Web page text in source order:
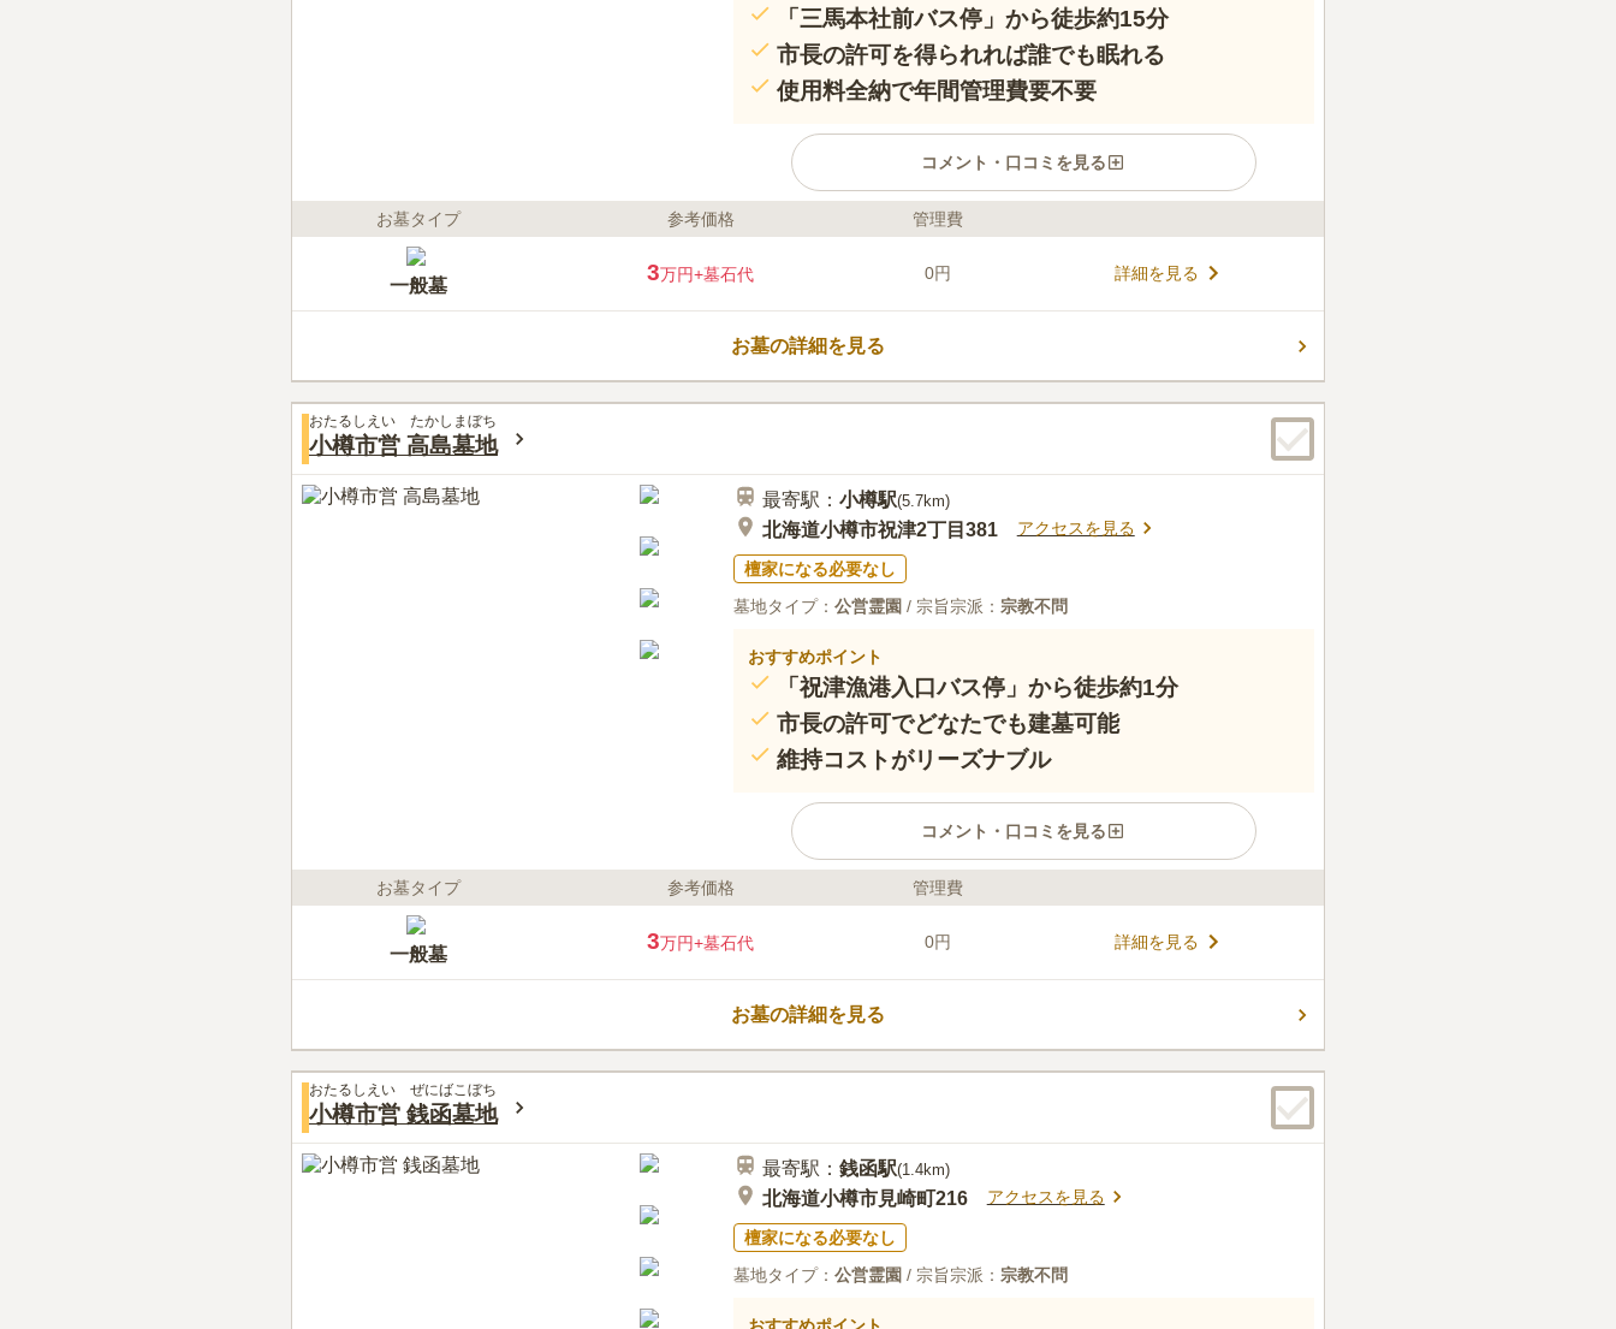
「三馬本社前バス停」から徒歩約15分
市長の許可を得られれば誰でも眠れる
使用料全納で年間管理費要不要
コメント・口コミを見る
ライフドット編集部のコメント
す。 段々畑の様にお墓が建ち並び、上段から周囲の山々を見渡
すことができます。 許可を得てから1年以内に墓碑の建立が必
要で、使用はひとり1区画と決まっているので注意が必要です。
旧小樽市立天神小学校に隣接しており、国道393号線(赤井川国
道)沿いにあります。 駐車スペースもあるので、車でお参りする
お墓タイプ 参考価格 管理費
一般墓
3万円+墓石代 0円 詳細を見る
お墓の詳細を見る
おたるしえい たかしまぼち
小樽市営 高島墓地
最寄駅： 小樽駅(5.7km)
北海道小樽市祝津2丁目381 アクセスを見る
檀家になる必要なし
墓地タイプ： 公営霊園 / 宗旨宗派： 宗教不問
おすすめポイント
「祝津漁港入口バス停」から徒歩約1分
市長の許可でどなたでも建墓可能
維持コストがリーズナブル
コメント・口コミを見る
ライフドット編集部のコメント
並んでいますが、墓域の道は緩い上り坂になっています。 小さ
なお子様やご高齢の方でも歩きやすいように配慮されており、
家族や親せきがみんな一緒にお参りすることができます。 「う
みねこ公園」が近くにあり、お参りの後に家族で立ち寄れるの
も嬉しいポイントです。 許可取得後1年以内に墓碑を建てる必
お墓タイプ 参考価格 管理費
一般墓
3万円+墓石代 0円 詳細を見る
お墓の詳細を見る
おたるしえい ぜにばこぼち
小樽市営 銭函墓地
最寄駅： 銭函駅(1.4km)
北海道小樽市見崎町216 アクセスを見る
檀家になる必要なし
墓地タイプ： 公営霊園 / 宗旨宗派： 宗教不問